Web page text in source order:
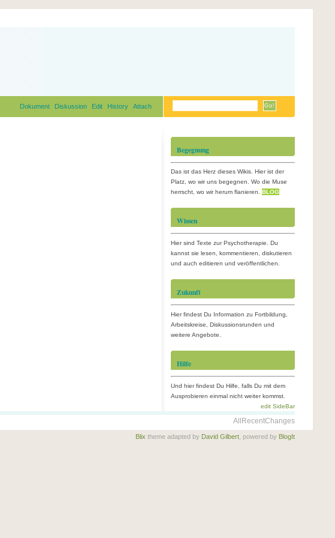
Dokument Diskussion Edit History Attach
Begegnung
Das ist das Herz dieses Wikis. Hier ist der
Platz, wo wir uns begegnen. Wo die Muse
herrscht, wo wir herum flanieren. BLOG
Wissen
Hier sind Texte zur Psychotherapie. Du
kannst sie lesen, kommentieren, diskutieren
und auch editieren und veröffentlichen.
Zukunft
Hier findest Du Information zu Fortbildung,
Arbeitskreise, Diskussionsrunden und
weitere Angebote.
Hilfe
Und hier findest Du Hilfe, falls Du mit dem
Ausprobieren einmal nicht weiter kommst.
edit SideBar
AllRecentChanges
Blix theme adapted by David Gilbert, powered by BlogIt